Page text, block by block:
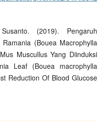
(2019). Pengaruh
(Bouea Macrophylla
Muscullus Yang Diinduksi
Leaf (Bouea macrophylla
Reduction Of Blood Glucose